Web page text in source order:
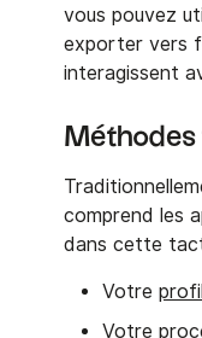
vous pouvez
exporter vers
interagissent
Méthodes
comprend les
dans cette
Votre
Votre